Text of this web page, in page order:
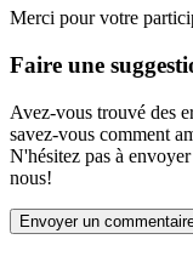
Merci pour votre
Faire une
Avez-vous trouvé des
savez-vous comment
N'hésitez pas à
nous!
Envoyer un